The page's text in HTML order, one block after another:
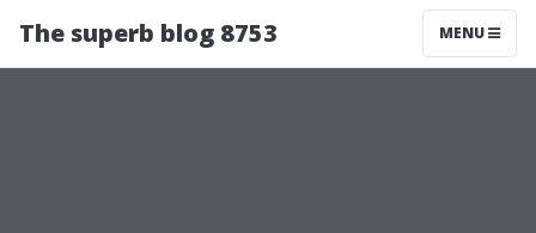
The superb blog 8753 MENU